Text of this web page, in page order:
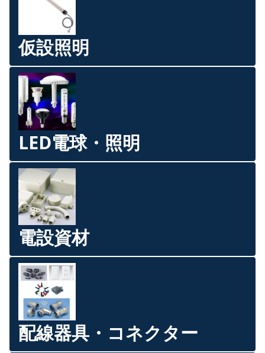
仮設照明
LED電球・照明
電設資材
配線器具・コネクター